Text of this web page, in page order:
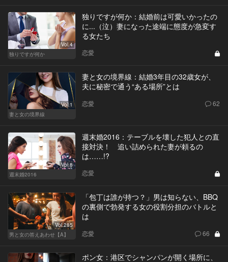
Vol.4
独りですが何か
独りですが何か：結婚前は可愛いかったの
に...（泣）妻になった途端に態度が急変す
る女たち
恋愛
Vol.1
妻と女の境界線
妻と女の境界線：結婚3年目の32歳女が、
夫に秘密で通う“ある場所”とは
恋愛 62
Vol.8
週末婚2016
週末婚2016：テーブルを壊した犯人との直
接対決！ 追い詰められた妻が頼るの
は……!?
恋愛
Vol.285
男と女の答えあわせ【A】
「包丁は誰が持つ？」男は知らない、BBQ
の裏側で勃発する女の役割分担のバトルと
は
恋愛 66
ポン女：港区でシャンパンが開く場所に、